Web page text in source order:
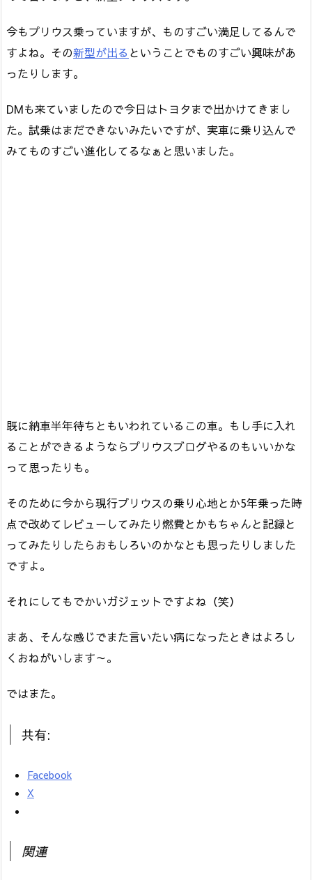
今もプリウス乗っていますが、ものすごい満足してるんで
すよね。その新型が出る ということでものすごい興味があ
ったりします。
DMも来ていましたので今日はトヨタまで出かけてきまし
た。試乗はまだできないみたいですが、実車に乗り込んで
みてものすごい進化してるなぁと思いました。
既に納車半年待ちともいわれているこの車。もし手に入れ
ることができるようならプリウスブログやるのもいいかな
って思ったりも。
そのために今から現行プリウスの乗り心地とか5年乗った時
点で改めてレビューしてみたり燃費とかもちゃんと記録と
ってみたりしたらおもしろいのかなとも思ったりしました
ですよ。
それにしてもでかいガジェットですよね（笑）
まあ、そんな感じでまた言いたい病になったときはよろし
くおねがいします～。
ではまた。
共有:
Facebook
X
関連